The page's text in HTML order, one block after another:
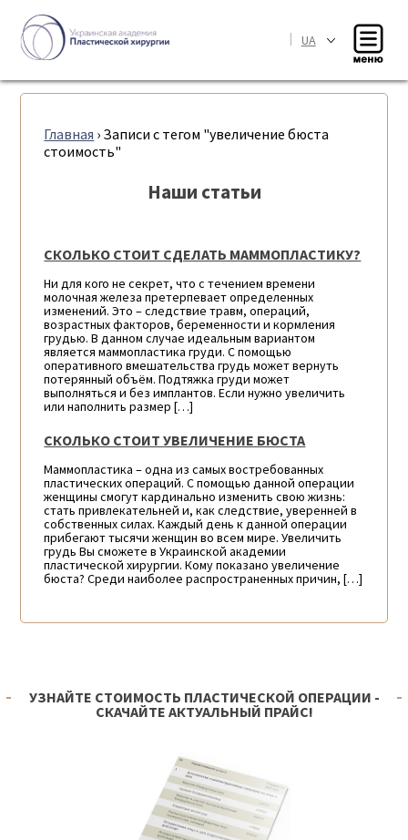
| UA
Главная › Записи с тегом "увеличение бюста
стоимость"
Наши статьи
СКОЛЬКО СТОИТ СДЕЛАТЬ МАММОПЛАСТИКУ?
Ни для кого не секрет, что с течением времени
молочная железа претерпевает определенных
изменений. Это – следствие травм, операций,
возрастных факторов, беременности и кормления
грудью. В данном случае идеальным вариантом
является маммопластика груди. С помощью
оперативного вмешательства грудь может вернуть
потерянный объём. Подтяжка груди может
выполняться и без имплантов. Если нужно увеличить
или наполнить размер […]
СКОЛЬКО СТОИТ УВЕЛИЧЕНИЕ БЮСТА
Маммопластика – одна из самых востребованных
пластических операций. С помощью данной операции
женщины смогут кардинально изменить свою жизнь:
стать привлекательней и, как следствие, уверенней в
собственных силах. Каждый день к данной операции
прибегают тысячи женщин во всем мире. Увеличить
грудь Вы сможете в Украинской академии
пластической хирургии. Кому показано увеличение
бюста? Среди наиболее распространенных причин, […]
УЗНАЙТЕ СТОИМОСТЬ ПЛАСТИЧЕСКОЙ ОПЕРАЦИИ -
СКАЧАЙТЕ АКТУАЛЬНЫЙ ПРАЙС!